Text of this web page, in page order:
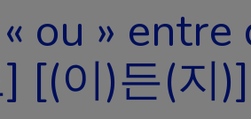
ou »
[(이)든(지)]